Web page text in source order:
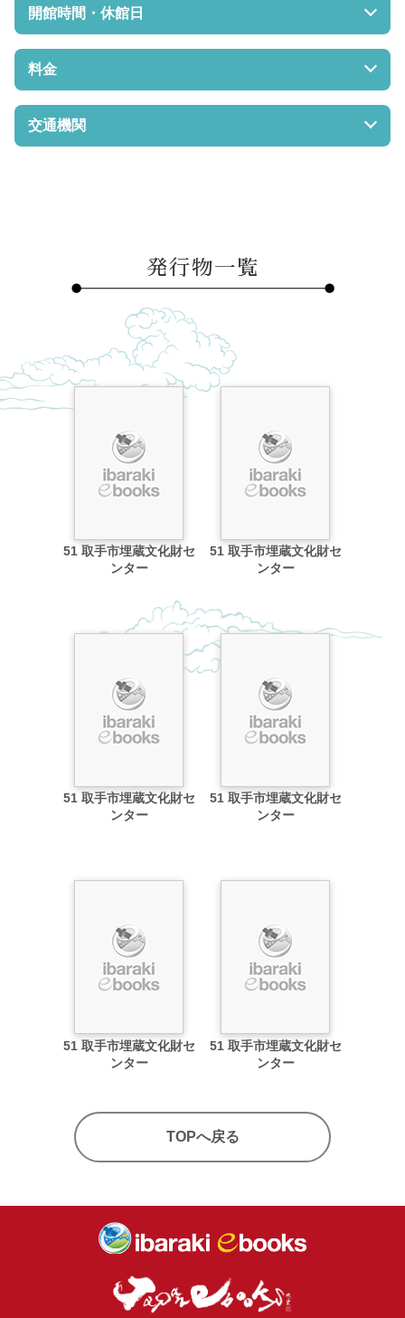
開館時間・休館日
開館時間 9:00～17:00
休館日 土・日・祝日・年末年始（12/29～1/3）（企画展
開催期間中は月曜日に変更。ただし、月曜日が祝日の場合
は翌日）
料金
無料
交通機関
発行物一覧
51 取手市埋蔵文化財セ
ンター
51 取手市埋蔵文化財セ
ンター
51 取手市埋蔵文化財セ
ンター
51 取手市埋蔵文化財セ
ンター
51 取手市埋蔵文化財セ
ンター
51 取手市埋蔵文化財セ
ンター
TOPへ戻る